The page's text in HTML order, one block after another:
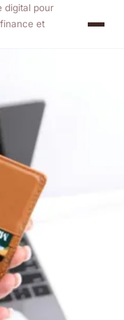
digital pour
et